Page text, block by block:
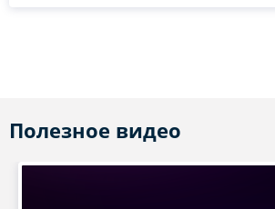
Полезное видео